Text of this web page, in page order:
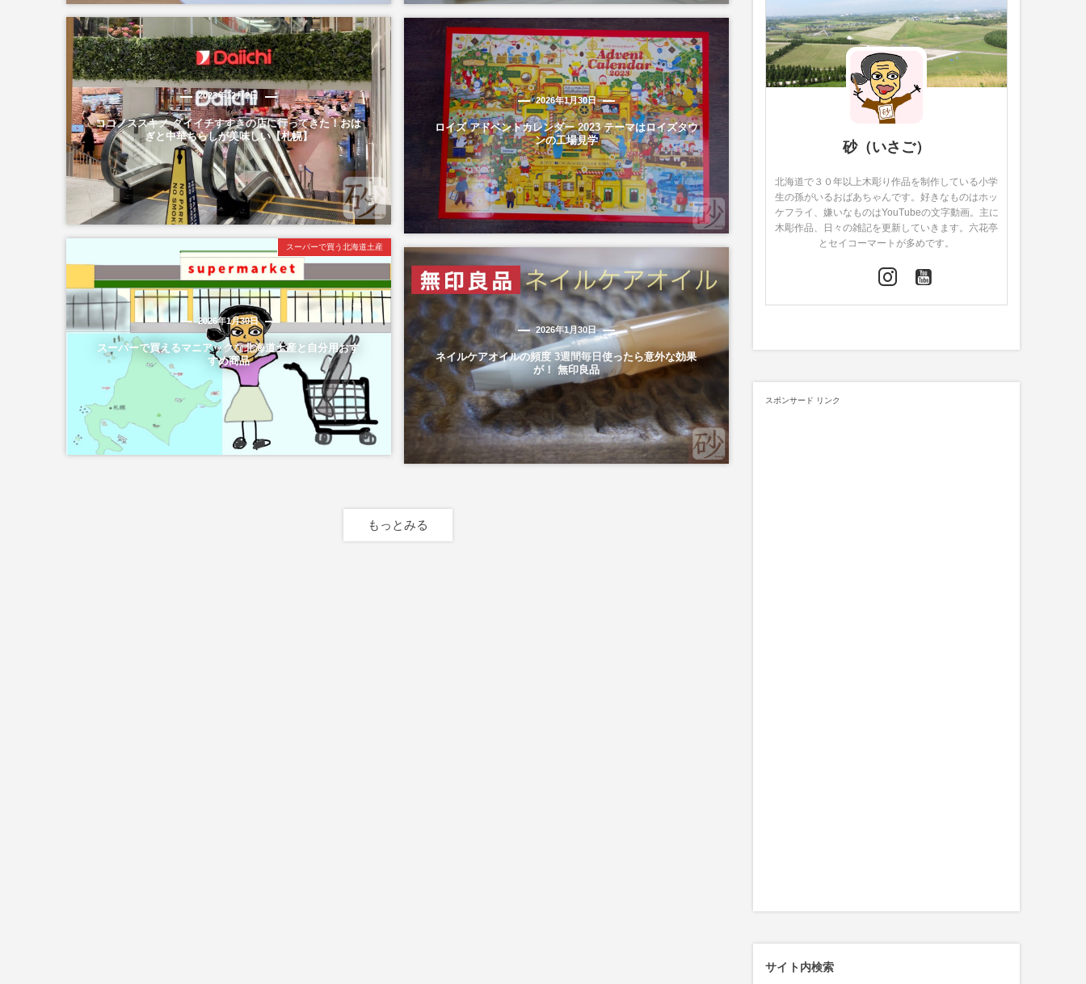
2023年12月2日
ココノススキノ ダイイチすすきの店に行ってきた！おは
ぎと中華ちらしが美味しい【札幌】
2026年1月30日
ロイズ アドベントカレンダー 2023 テーマはロイズタウ
ンの工場見学
2026年1月30日
スーパーで買えるマニアックな北海道土産と自分用おす
すめ商品
スーパーで買う北海道土産
2026年1月30日
ネイルケアオイルの頻度 3週間毎日使ったら意外な効果
が！ 無印良品
もっとみる
砂（いさご）
北海道で３０年以上木彫り作品を制作している小学
生の孫がいるおばあちゃんです。好きなものはホッ
ケフライ、嫌いなものはYouTubeの文字動画。主に
木彫作品、日々の雑記を更新していきます。六花亭
とセイコーマートが多めです。
スポンサード リンク
サイト内検索